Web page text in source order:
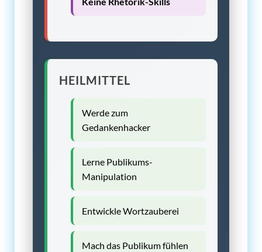
HEILMITTEL
Werde zum
Gedankenhacker
Lerne Publikums-
Manipulation
Entwickle Wortzauberei
Mach das Publikum fühlen